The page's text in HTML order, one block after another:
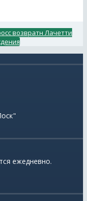
возвратн Лачетти
ежедневно.